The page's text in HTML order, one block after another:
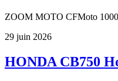
ZOOM MOTO CFMoto 1000
29 juin 2026
HONDA CB750